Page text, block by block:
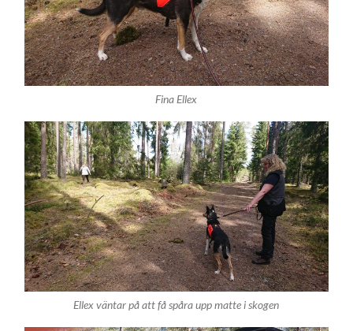
Fina Ellex
Ellex väntar på att få spåra upp matte i skogen